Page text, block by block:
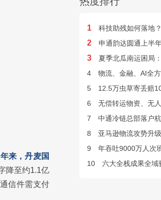
来，丹麦国
降至约1.1亿
信件需支付
1 科技助残如何落地
2 申通韵达圆通上半年净
3
夏季北瓜南运困局：一
4
物流、金融、AI全方
5
12.5万虫草寄丢赔105元
6
无偿转运物资、无人机参
7
中通冷链总部落户杭州
8
亚马逊物流攻势升级！隔
9
年吞吐9000万人次班列
10
六大全栈成果全域验证